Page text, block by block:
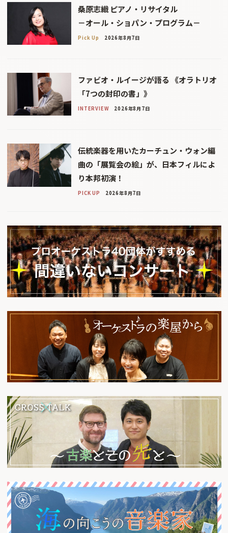
桑原志織 ピアノ・リサイタル
－オール・ショパン・プログラム－
Pick Up 2026年8月7日
ファビオ・ルイージが語る 《オラトリオ
「7つの封印の書」》
INTERVIEW 2026年8月7日
伝統楽器を用いたカーチュン・ウォン編
曲の「展覧会の絵」が、日本フィルによ
り本邦初演！
PICK UP 2026年8月7日